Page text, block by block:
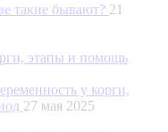
такие бывают? 21
у корги,
27 мая 2025